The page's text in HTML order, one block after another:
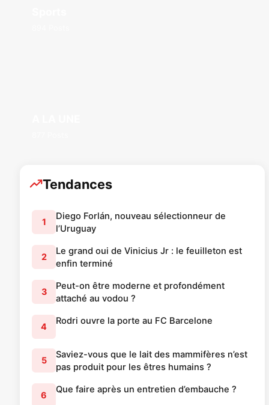
Tendances
1
Diego Forlán, nouveau sélectionneur de
l’Uruguay
2
Le grand oui de Vinicius Jr : le feuilleton est
enfin terminé
3
Peut-on être moderne et profondément
attaché au vodou ?
4
Rodri ouvre la porte au FC Barcelone
5
Saviez-vous que le lait des mammifères n’est
pas produit pour les êtres humains ?
6
Que faire après un entretien d’embauche ?